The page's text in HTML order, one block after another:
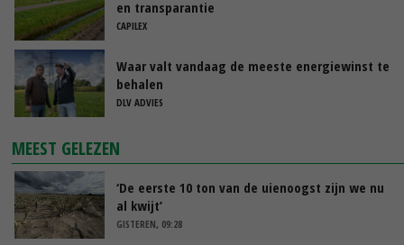
en transparantie
CAPILEX
Waar valt vandaag de meeste energiewinst te
behalen
DLV ADVIES
MEEST GELEZEN
‘De eerste 10 ton van de uienoogst zijn we nu
al kwijt’
GISTEREN, 09:28